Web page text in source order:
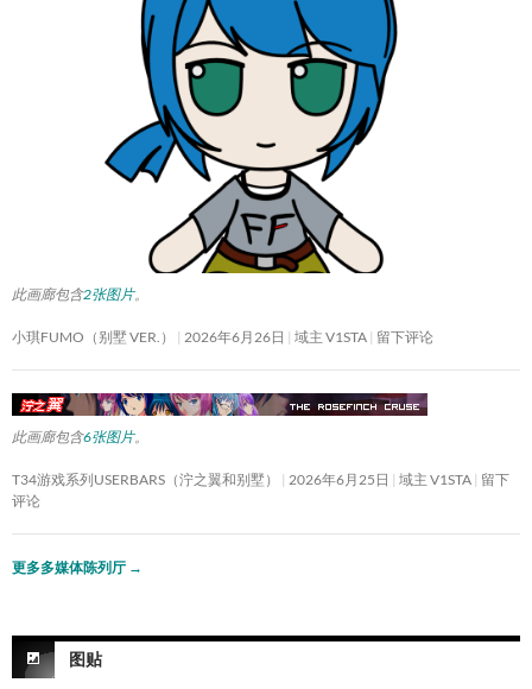
此画廊包含2张图片。
小琪FUMO（别墅 VER.） 2026年6月26日 域主 V1STA 留下评论
此画廊包含6张图片。
T34游戏系列USERBARS（泞之翼和别墅） 2026年6月25日 域主 V1STA 留下
评论
更多多媒体陈列厅 →
图贴